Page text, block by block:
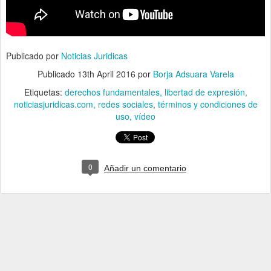
Publicado por Noticias Juridicas
Publicado 13th April 2016 por Borja Adsuara Varela
Etiquetas: derechos fundamentales libertad de expresión
noticiasjuridicas.com redes sociales términos y condiciones de
uso vídeo
0 Añadir un comentario